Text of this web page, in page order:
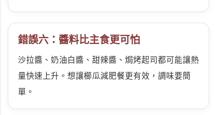
錯誤六：醬料比主食更可怕
沙拉醬、奶油白醬、甜辣醬、焗烤起司都可能讓熱
量快速上升。想讓櫛瓜減肥餐更有效，調味要簡
單。